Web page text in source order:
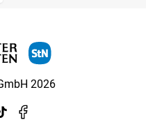
2026